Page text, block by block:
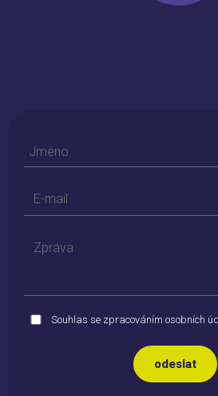
Souhlas se zpracováním osobních